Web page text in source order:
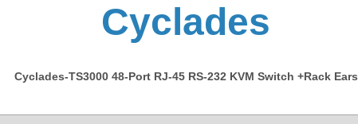
Cyclades
Cyclades-TS3000 48-Port RJ-45 RS-232 KVM Switch +Rack Ears